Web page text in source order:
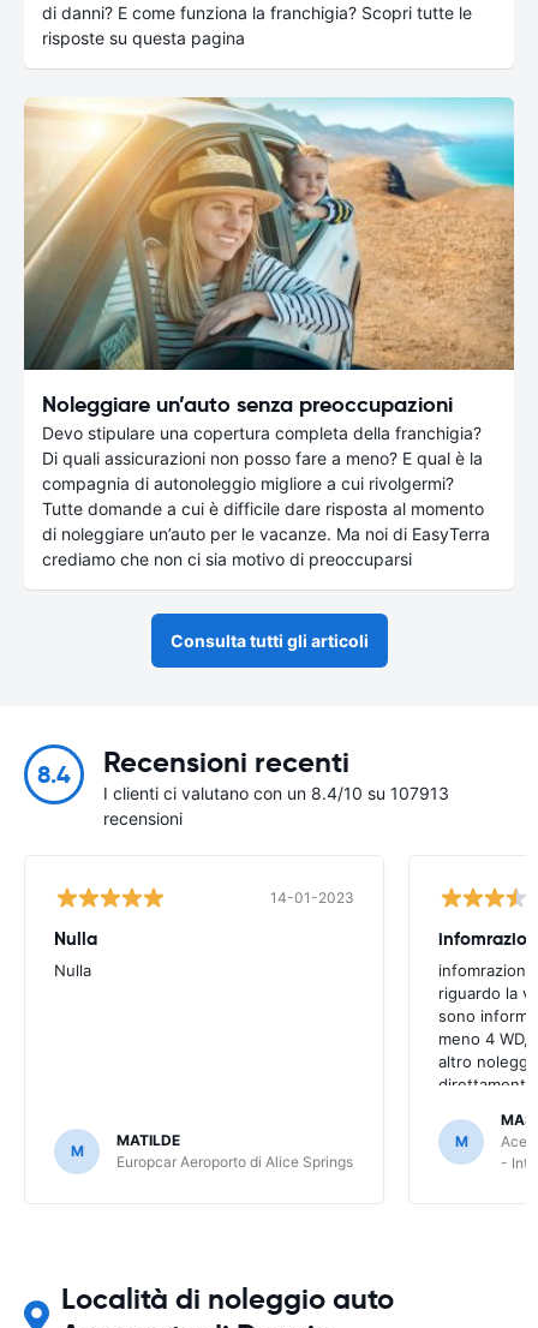
di danni? E come funziona la franchigia? Scopri tutte le
risposte su questa pagina
Noleggiare un’auto senza preoccupazioni
Devo stipulare una copertura completa della franchigia?
Di quali assicurazioni non posso fare a meno? E qual è la
compagnia di autonoleggio migliore a cui rivolgermi?
Tutte domande a cui è difficile dare risposta al momento
di noleggiare un’auto per le vacanze. Ma noi di EasyTerra
crediamo che non ci sia motivo di preoccuparsi
Consulta tutti gli articoli
8.4 Recensioni recenti
I clienti ci valutano con un 8.4/10 su 107913
recensioni
14-01-2023
Nulla
Nulla
M
MATILDE
Europcar Aeroporto di Alice Springs
infomrazioni
riguardo la
sono
meno 4 WD,
altro
direttamente
M
Ace
-
Località di noleggio auto